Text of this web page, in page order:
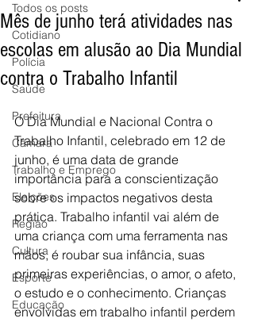
Todos os posts
Cotidiano
Polícia
Saúde
Prefeitura
Câmara
Trabalho e Emprego
Eleições
Região
Cultura
Esporte
Educação
Mês de junho terá atividades nas
escolas em alusão ao Dia Mundial
contra o Trabalho Infantil
O Dia Mundial e Nacional Contra o
Trabalho Infantil, celebrado em 12 de
junho, é uma data de grande
importância para a conscientização
sobre os impactos negativos desta
prática. Trabalho infantil vai além de
uma criança com uma ferramenta nas
mãos, é roubar sua infância, suas
primeiras experiências, o amor, o afeto,
o estudo e o conhecimento. Crianças
envolvidas em trabalho infantil perdem